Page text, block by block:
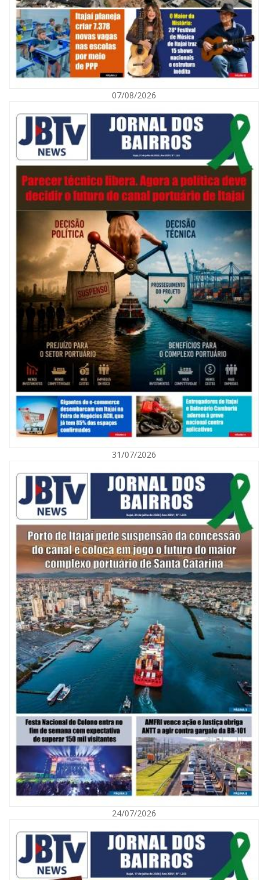
Município de Itajaí entrega títulos de propriedade a famílias da Itaipava
pelo Programa Lar Legal
CULTURA
09/08/2026 | 07:00
Exposição revela a jornada de um pai diante da transição da filha em
BALNEÁRIO CAMBORIÚ
09/08/2026 | 07:00
Mostra Literária ocorrerá no Teatro Bruno Nitz dia 15 de agosto
GERAL
07/08/2026
31/07/2026
24/07/2026